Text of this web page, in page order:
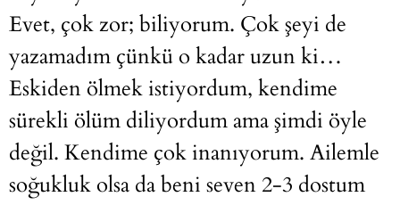
Evet, çok zor; biliyorum. Çok şeyi de
yazamadım çünkü o kadar uzun ki…
Eskiden ölmek istiyordum, kendime
sürekli ölüm diliyordum ama şimdi öyle
değil. Kendime çok inanıyorum. Ailemle
soğukluk olsa da beni seven 2-3 dostum